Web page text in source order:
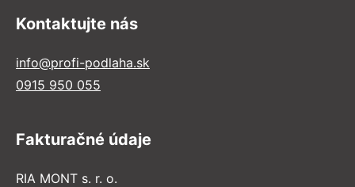
Kontaktujte nás
info@profi-podlaha.sk
0915 950 055
Fakturačné údaje
RIA MONT s. r. o.